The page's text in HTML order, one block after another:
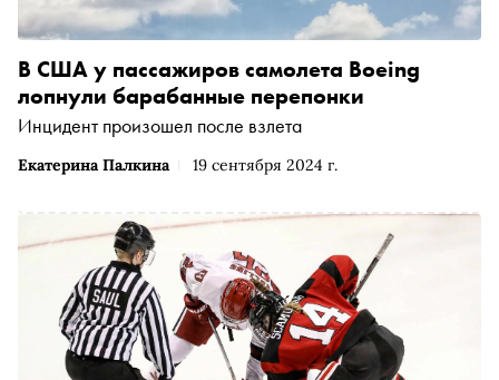
Екатерина Палкина 19 сентября 2024 г.
В США у пассажиров самолета Boeing
лопнули барабанные перепонки
Инцидент произошел после взлета